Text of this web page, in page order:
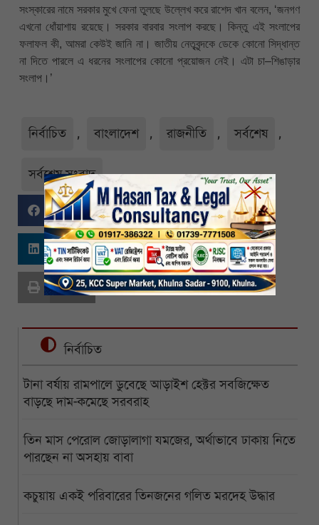
সংস্কারের নামে সরকার মুখে ফেনা তুলছে উল্লেখ করে রাশেদ খান বলেন, ‘জনগণ
এখনো ধোঁয়াশায় রয়েছে। সরকার বারবার সংলাপ করছে। কিন্তু এই সংলাপের
ফলাফল কী, আমরা কেউই জানি না। জাতীয় নেতৃবৃন্দকে ডেকে কোনো সিদ্ধান্ত
না দিতে পারলে এ ধরনের সংলাপের কোনো প্রয়োজন নেই। এটা চা–শিঙাড়ার
সংলাপ।’
নির্বাচিত , বাংলাদেশ , রাজনীতি , সর্বশেষ ,
সর্বশেষ-সংবাদ
Facebook Twitter
Linkedin Whatsapp
Print
নির্বাচিত
টানা বর্ষায় রামপালে ডুবেছে আড়াইশ হেক্টর সবজিক্ষেত
বাড়ছে দাম-কমেছে সরবরাহ
তিন মাস পেরোল জোড়ালাগা যমজের, অর্থাভাবে ঢাকায় নিতে
পারছেন না অসহায় বাবা
কচুয়ায় একই পরিবারের তিনজনের গলিত মরদেহ উদ্ধার